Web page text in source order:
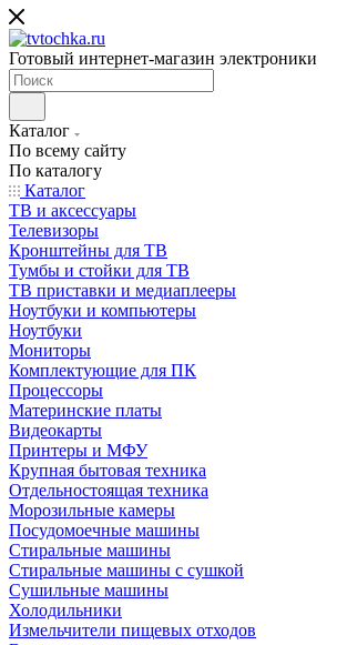
Готовый интернет-магазин электроники
Каталог
По всему сайту
По каталогу
Каталог
ТВ и аксессуары
Телевизоры
Кронштейны для ТВ
Тумбы и стойки для ТВ
ТВ приставки и медиаплееры
Ноутбуки и компьютеры
Ноутбуки
Мониторы
Комплектующие для ПК
Процессоры
Материнские платы
Видеокарты
Принтеры и МФУ
Крупная бытовая техника
Отдельностоящая техника
Морозильные камеры
Посудомоечные машины
Стиральные машины
Стиральные машины с сушкой
Сушильные машины
Холодильники
Измельчители пищевых отходов